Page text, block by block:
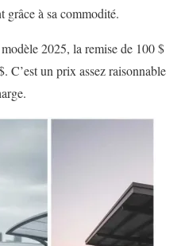
grâce à sa commodité.
2025, la remise de 100 $
C’est un prix assez raisonnable